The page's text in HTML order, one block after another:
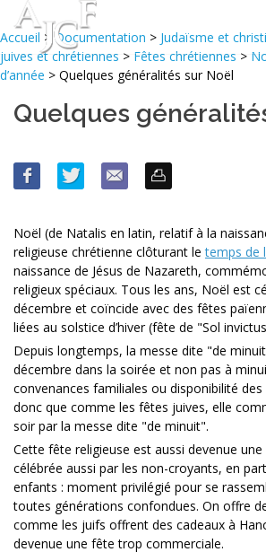
Accueil >Documentation > Judaïsme et
juives et chrétiennes > Fêtes chrétiennes >
d’année > Quelques généralités sur Noël
Quelques
Noël (de Natalis en latin, relatif à la
religieuse chrétienne clôturant letemps de
naissance de Jésus de Nazareth,
religieux spéciaux. Tous les ans, Noël est
décembre et coïncide avec des fêtes
liées au solstice d’hiver (fête de "Sol
Depuis longtemps, la messe dite "de
décembre dans la soirée et non pas à
convenances familiales ou disponibilité
donc que comme les fêtes juives, elle
soir par la messe dite "de minuit".
Cette fête religieuse est aussi devenue
célébrée aussi par les non-croyants, en
enfants : moment privilégié pour se
toutes générations confondues. On offre
comme les juifs offrent des cadeaux à
devenue une fête trop commerciale.